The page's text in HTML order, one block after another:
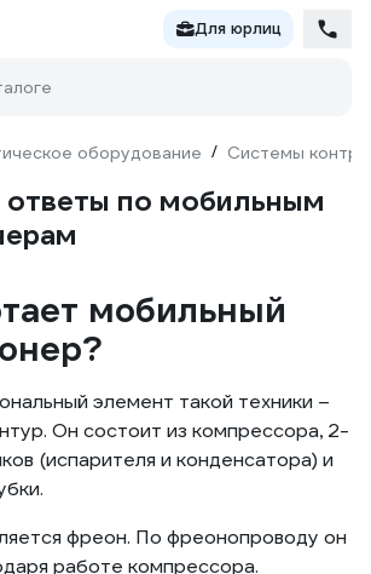
Для юрлиц
оборудование / Системы
по мобильным
мобильный
элемент такой техники –
Он состоит из компрессора, 2-
(испарителя и конденсатора) и
фреон. По фреонопроводу он
работе компрессора.